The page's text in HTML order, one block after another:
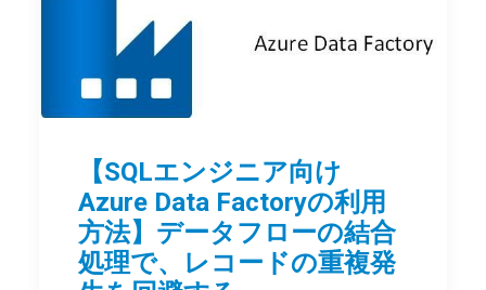
【SQLエンジニア向け
Azure Data Factoryの利用
方法】データフローの結合
処理で、レコードの重複発